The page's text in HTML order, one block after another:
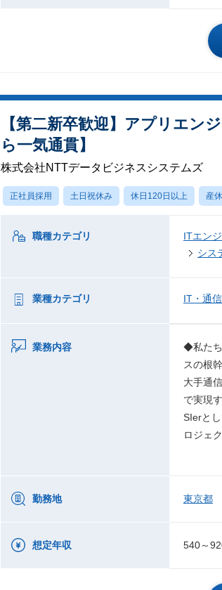
【第二新卒歓迎】アプリエン
ら一気通貫】
株式会社NTTデータビジネスシステムズ
正社員採用 土日祝休み 休日120日以上 産
職種カテゴリ ITエン
シス
業種カテゴリ IT・通信
業務内容
◆私たち
スの根
大手通
で実現
SIerと
ロジェ
勤務地 東京都
想定年収 540～